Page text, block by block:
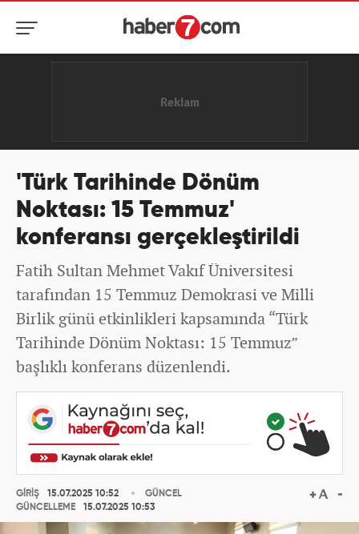
'Türk Tarihinde Dönüm
Noktası: 15 Temmuz'
konferansı gerçekleştirildi
Fatih Sultan Mehmet Vakıf Üniversitesi
tarafından 15 Temmuz Demokrasi ve Milli
Birlik günü etkinlikleri kapsamında “Türk
Tarihinde Dönüm Noktası: 15 Temmuz”
başlıklı konferans düzenlendi.
GİRİŞ
15.07.2025 10:52
GÜNCELLEME
15.07.2025 10:53
GÜNCEL